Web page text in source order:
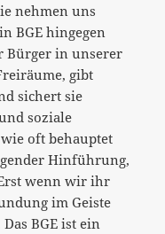
nehmen uns
BGE hingegen
Bürger in unserer
gibt
sichert sie
soziale
oft behauptet
Hinführung,
wenn wir ihr
im Geiste
BGE ist ein